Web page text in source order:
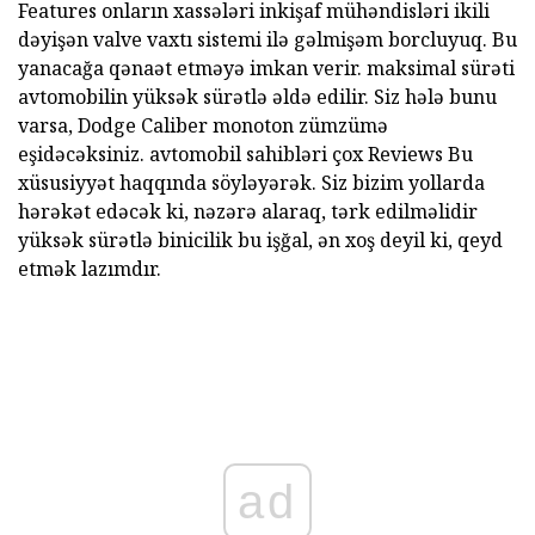
Features onların xassələri inkişaf mühəndisləri ikili
dəyişən valve vaxtı sistemi ilə gəlmişəm borcluyuq. Bu
yanacağa qənaət etməyə imkan verir. maksimal sürəti
avtomobilin yüksək sürətlə əldə edilir. Siz hələ bunu
varsa, Dodge Caliber monoton zümzümə
eşidəcəksiniz. avtomobil sahibləri çox Reviews Bu
xüsusiyyət haqqında söyləyərək. Siz bizim yollarda
hərəkət edəcək ki, nəzərə alaraq, tərk edilməlidir
yüksək sürətlə binicilik bu işğal, ən xoş deyil ki, qeyd
etmək lazımdır.
ad